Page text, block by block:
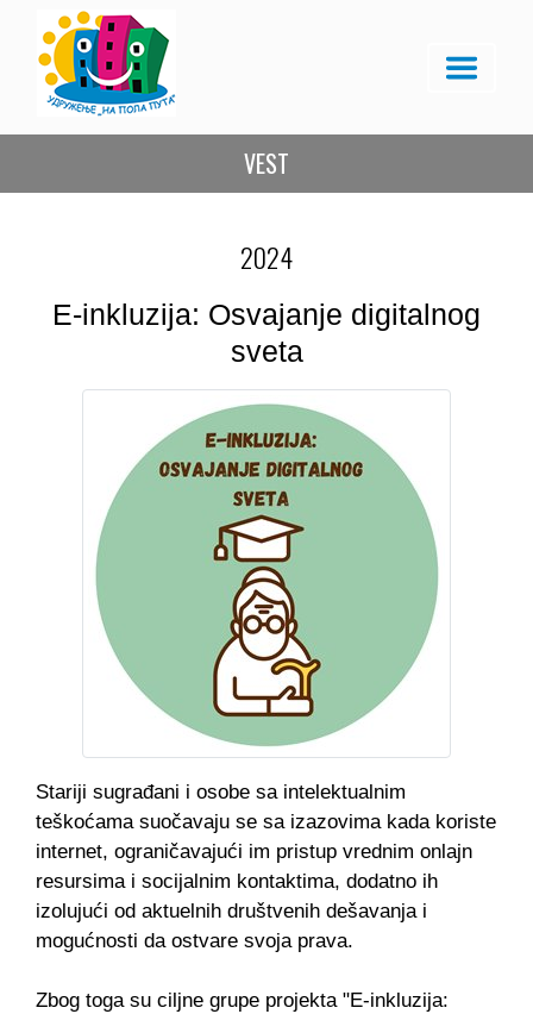
VEST
2024
E-inkluzija: Osvajanje digitalnog
sveta
Stariji sugrađani i osobe sa intelektualnim
teškoćama suočavaju se sa izazovima kada koriste
internet, ograničavajući im pristup vrednim onlajn
resursima i socijalnim kontaktima, dodatno ih
izolujući od aktuelnih društvenih dešavanja i
mogućnosti da ostvare svoja prava.
Zbog toga su ciljne grupe projekta "E-inkluzija: